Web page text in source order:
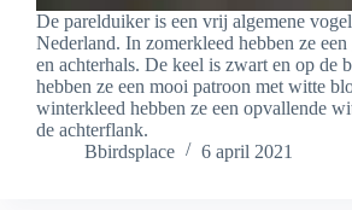
De parelduiker is een vrij algemene
Nederland. In zomerkleed hebben ze
en achterhals. De keel is zwart en op de
hebben ze een mooi patroon met witte
winterkleed hebben ze een opvallende
de achterflank.
Bbirdsplace
6 april 2021